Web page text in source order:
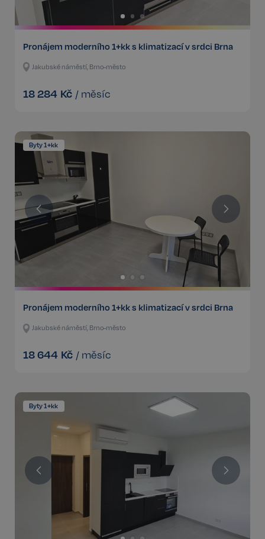
Pronájem moderního 1+kk s klimatizací v srdci Brna
Jakubské náměstí, Brno-město
18 284 Kč / měsíc
Byty 1+kk
Pronájem moderního 1+kk s klimatizací v srdci Brna
Jakubské náměstí, Brno-město
18 644 Kč / měsíc
Byty 1+kk